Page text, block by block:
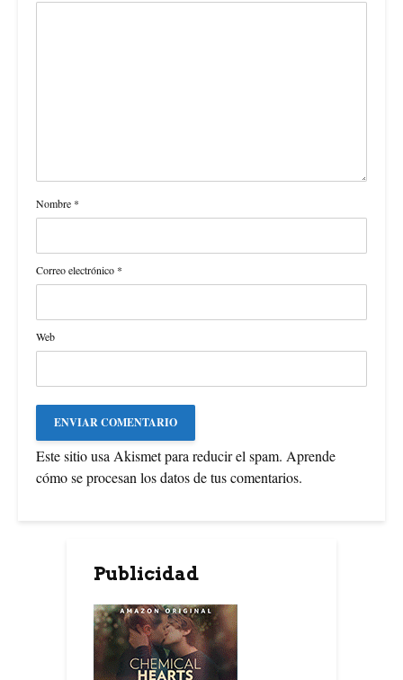
Nombre *
Correo electrónico *
Web
Este sitio usa Akismet para reducir el spam. Aprende
cómo se procesan los datos de tus comentarios.
Publicidad